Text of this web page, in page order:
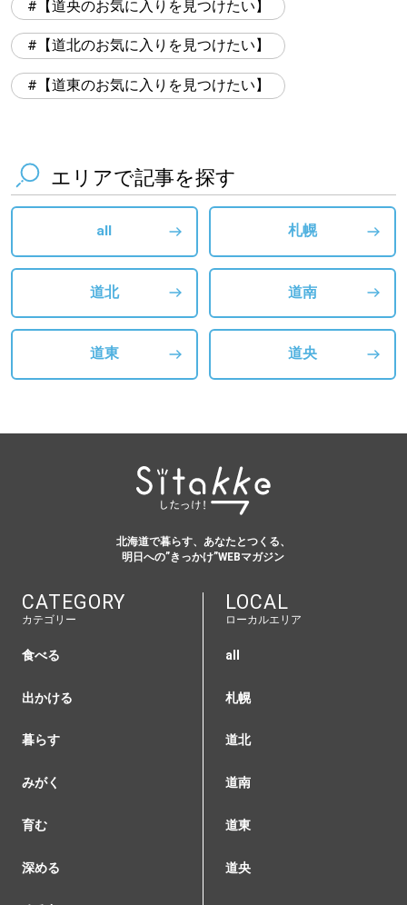
【道央のお気に入りを見つけたい】
【道北のお気に入りを見つけたい】
【道東のお気に入りを見つけたい】
エリアで記事を探す
all 札幌
道北 道南
道東 道央
北海道で暮らす、あなたとつくる、
明日への”きっかけ”WEBマガジン
CATEGORY
カテゴリー
食べる
出かける
暮らす
みがく
育む
深める
LOCAL
ローカルエリア
all
札幌
道北
道南
道東
道央